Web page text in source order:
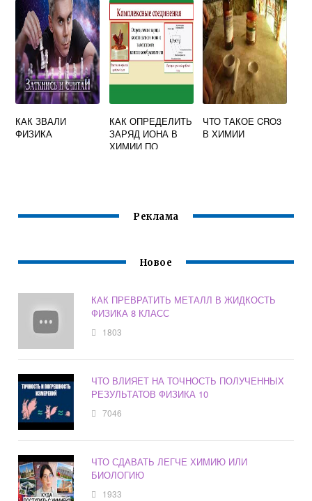
ПЛАВИТСЯ И
ОТВЕРДЕВАЕТ
ФИЗИКА 8 КЛАСС
КАК ЗВАЛИ
ФИЗИКА
КАК ОПРЕДЕЛИТЬ
ЗАРЯД ИОНА В
ХИМИИ ПО
ЧТО ТАКОЕ CRO3
В ХИМИИ
Реклама
Новое
КАК ПРЕВРАТИТЬ МЕТАЛЛ В ЖИДКОСТЬ
ФИЗИКА 8 КЛАСС
1803
ЧТО ВЛИЯЕТ НА ТОЧНОСТЬ ПОЛУЧЕННЫХ
РЕЗУЛЬТАТОВ ФИЗИКА 10
7046
ЧТО СДАВАТЬ ЛЕГЧЕ ХИМИЮ ИЛИ
БИОЛОГИЮ
1933